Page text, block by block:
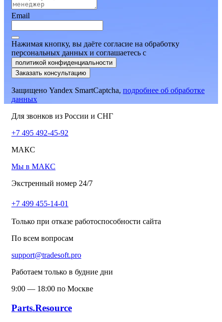
Email
Нажимая кнопку, вы даёте согласие на обработку
персональных данных и соглашаетесь c
политикой конфиденциальности
Заказать консультацию
Защищено Yandex SmartCaptcha, подробнее об обработке
данных
Для звонков из России и СНГ
+7 495 492-45-92
МАКС
Мы в МАКС
Экстренный номер 24/7
+7 499 455-14-01
Только при отказе работоспособности сайта
По всем вопросам
support@tradesoft.pro
Работаем только в будние дни
9:00 — 18:00 по Москве
Parts.Resource